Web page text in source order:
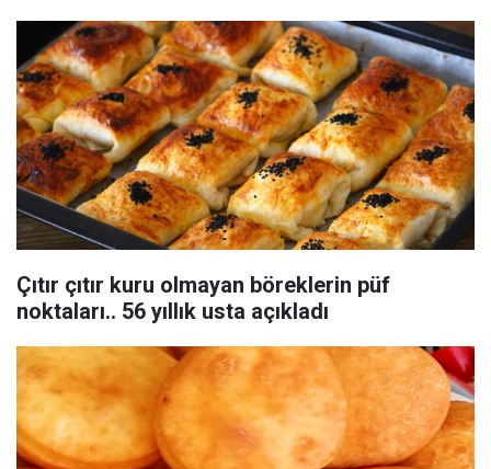
Çıtır çıtır kuru olmayan böreklerin püf
noktaları.. 56 yıllık usta açıkladı